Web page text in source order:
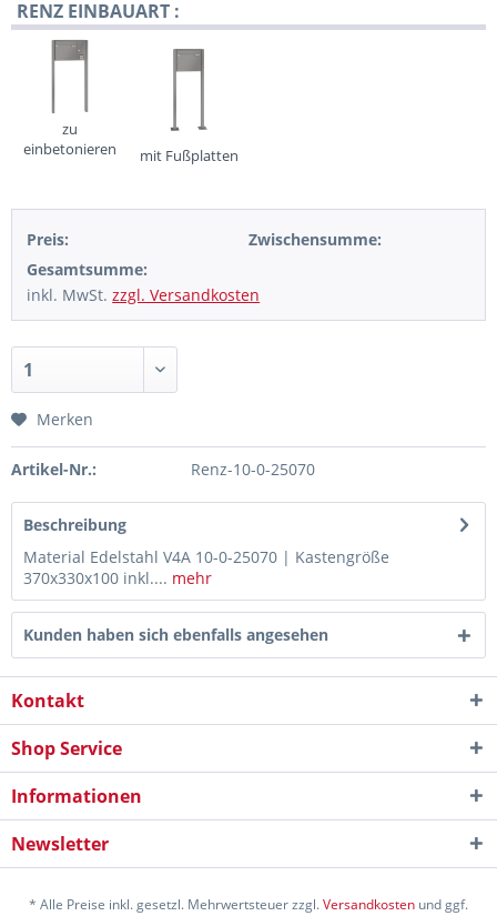
RENZ EINBAUART :
zu
einbetonieren
mit Fußplatten
Preis:
Zwischensumme:
Gesamtsumme:
inkl. MwSt.zzgl. Versandkosten
Merken
Artikel-Nr.: Renz-10-0-25070
Beschreibung
Material Edelstahl V4A 10-0-25070 | Kastengröße
370x330x100 inkl.... mehr
Kunden haben sich ebenfalls angesehen
Kontakt
Shop Service
Informationen
Newsletter
* Alle Preise inkl. gesetzl. Mehrwertsteuer zzgl.Versandkosten und ggf.